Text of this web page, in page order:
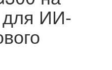
для ИИ-